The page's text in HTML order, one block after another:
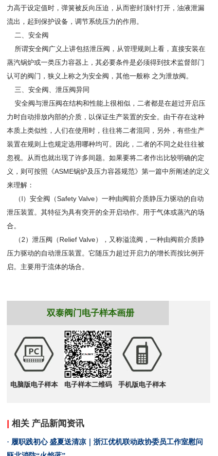
力高于设定值时，弹簧被反向压迫，从而密封顶针打开，油液泄漏
流出，起到保护设备，调节系统压力的作用。
二、安全阀
所谓安全阀广义上讲包括泄压阀，从管理规则上看，直接安装在
蒸汽锅炉或一类压力容器上，其必要条件是必须得到技术监督部门
认可的阀门，狭义上称之为安全阀，其他一般称 之为泄放阀。
三、安全阀、泄压阀异同
安全阀与泄压阀在结构和性能上很相似，二者都是在超过开启压
力时自动排放内部的介质，以保证生产装置的安全。由干存在这种
本质上类似性，人们在使用时，往往将二者混同，另外，有些生产
装置在规则上也规定选用哪种均可。因此，二者的不同之处往往被
忽视。从而也就出现了许多间题。如果要将二者作出比较明确的定
义，则可按照《ASME锅炉及压力容器规范》第一篇中所阐述的定义
来理解：
（l）安全阀（Safety Valve）一种由阀前介质静压力驱动的自动
泄压装置。其特征为具有突开的全开启动作。用于气体或蒸汽的场
合。
（2）泄压阀（Relief Valve），又称溢流阀，一种由阀前介质静
压力驱动的自动泄压装置。它随压力超过开启力的增长而按比例开
启。主要用于流体的场合。
双泰阀门电子样本画册
电脑版电子样本 电子样本二维码 手机版电子样本
相关 产品新闻资讯
· 履职践初心 盛夏送清凉｜浙江优机联动政协委员工作室慰问